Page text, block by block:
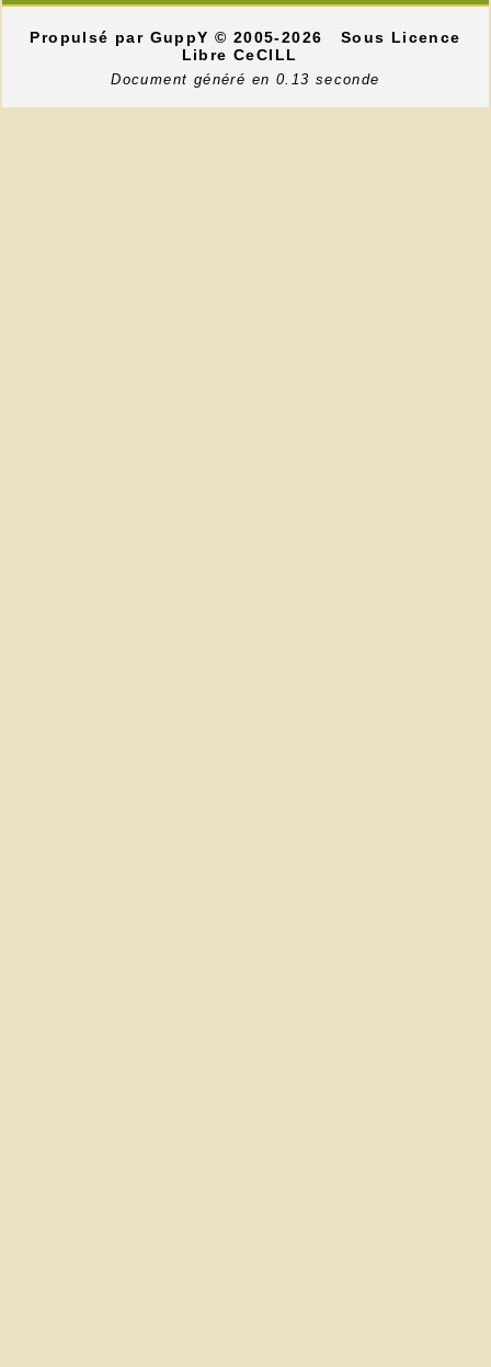
Propulsé par GuppY© 2005-2026
Sous Licence
Libre CeCILL
Document généré en 0.13 seconde